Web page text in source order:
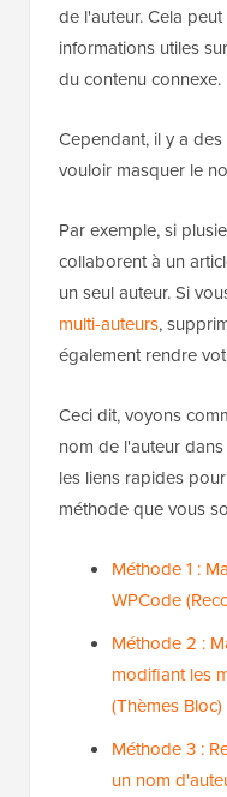
de l'auteur. Cela
informations utiles
du contenu connexe.
Cependant, il y a
vouloir masquer le
Par exemple, si
collaborent à un
un seul auteur. Si
multi-auteurs,
également rendre
Ceci dit, voyons
nom de l'auteur
les liens rapides
méthode que vous
Méthode 1 :
WPCode
Méthode 2 :
modifiant les
(Thèmes Bloc)
Méthode 3 :
un nom